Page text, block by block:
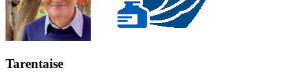
Tarentaise